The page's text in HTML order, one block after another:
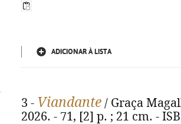
ADICIONAR À LISTA
3 - Viandante / Graça
2026. - 71, [2] p. ; 21 cm. -